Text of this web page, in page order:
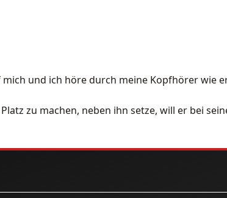
mich und ich höre durch meine Kopfhörer wie
zu machen, neben ihn setze, will er bei